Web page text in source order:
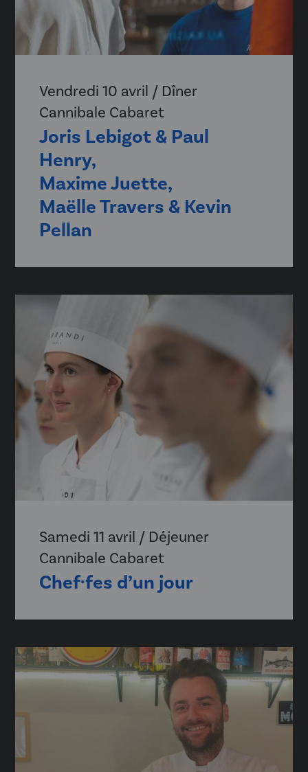
Vendredi 10 avril / Dîner
Cannibale Cabaret
Joris Lebigot & Paul
Henry,
Maxime Juette,
Maëlle Travers & Kevin
Pellan
Samedi 11 avril / Déjeuner
Cannibale Cabaret
Chef·fes d’un jour